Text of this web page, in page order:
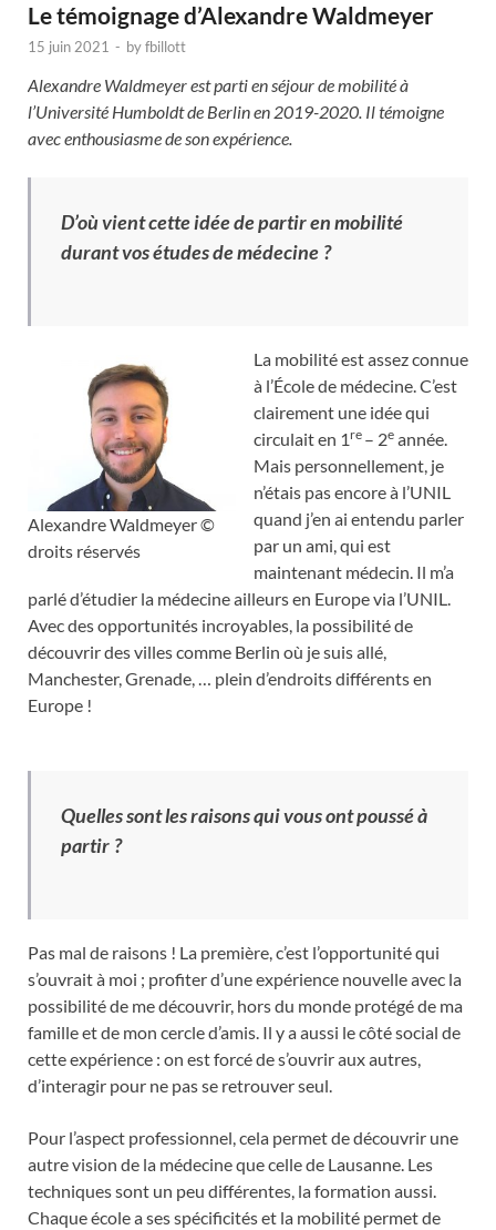
Le témoignage d’Alexandre Waldmeyer
15 juin 2021 - byfbillott
Alexandre Waldmeyer est parti en séjour de mobilité à
l’Université Humboldt de Berlin en 2019-2020. Il témoigne
avec enthousiasme de son expérience.
D’où vient cette idée de partir en mobilité
durant vos études de médecine ?
Alexandre Waldmeyer ©
droits réservés
La mobilité est assez connue
à l’École de médecine. C’est
clairement une idée qui
circulait en 1re – 2e année.
Mais personnellement, je
n’étais pas encore à l’UNIL
quand j’en ai entendu parler
par un ami, qui est
maintenant médecin. Il m’a
parlé d’étudier la médecine ailleurs en Europe via l’UNIL.
Avec des opportunités incroyables, la possibilité de
découvrir des villes comme Berlin où je suis allé,
Manchester, Grenade, … plein d’endroits différents en
Europe !
Quelles sont les raisons qui vous ont poussé à
partir ?
Pas mal de raisons ! La première, c’est l’opportunité qui
s’ouvrait à moi ; profiter d’une expérience nouvelle avec la
possibilité de me découvrir, hors du monde protégé de ma
famille et de mon cercle d’amis. Il y a aussi le côté social de
cette expérience : on est forcé de s’ouvrir aux autres,
d’interagir pour ne pas se retrouver seul.
Pour l’aspect professionnel, cela permet de découvrir une
autre vision de la médecine que celle de Lausanne. Les
techniques sont un peu différentes, la formation aussi.
Chaque école a ses spécificités et la mobilité permet de